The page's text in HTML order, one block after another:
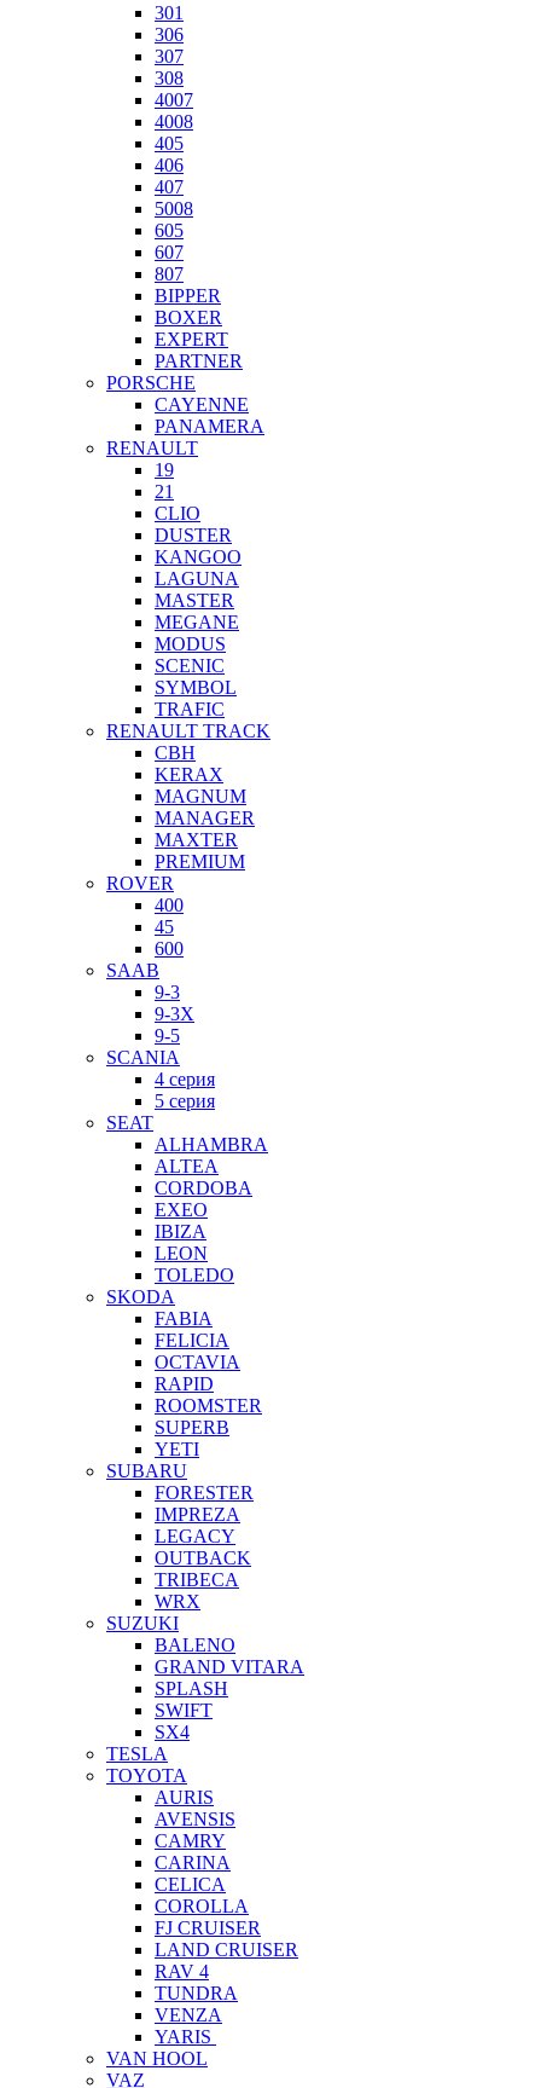
301
306
307
308
4007
4008
405
406
407
5008
605
607
807
BIPPER
BOXER
EXPERT
PARTNER
PORSCHE
CAYENNE
PANAMERA
RENAULT
19
21
CLIO
DUSTER
KANGOO
LAGUNA
MASTER
MEGANE
MODUS
SCENIC
SYMBOL
TRAFIC
RENAULT TRACK
CBH
KERAX
MAGNUM
MANAGER
MAXTER
PREMIUM
ROVER
400
45
600
SAAB
9-3
9-3X
9-5
SCANIA
4 серия
5 серия
SEAT
ALHAMBRA
ALTEA
CORDOBA
EXEO
IBIZA
LEON
TOLEDO
SKODA
FABIA
FELICIA
OCTAVIA
RAPID
ROOMSTER
SUPERB
YETI
SUBARU
FORESTER
IMPREZA
LEGACY
OUTBACK
TRIBECA
WRX
SUZUKI
BALENO
GRAND VITARA
SPLASH
SWIFT
SX4
TESLA
TOYOTA
AURIS
AVENSIS
CAMRY
CARINA
CELICA
COROLLA
FJ CRUISER
LAND CRUISER
RAV 4
TUNDRA
VENZA
YARIS
VAN HOOL
VAZ